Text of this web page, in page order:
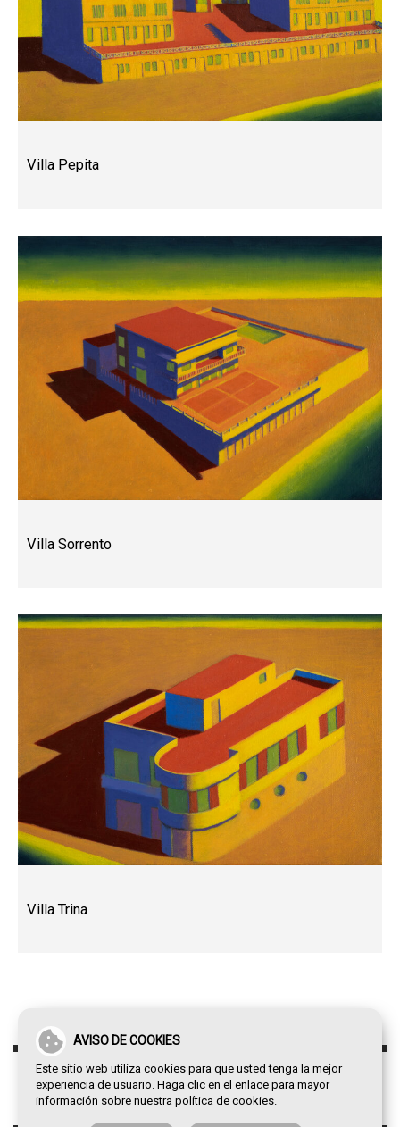
AVISO DE COOKIES
Este sitio web utiliza cookies para que usted tenga la mejor
experiencia de usuario. Haga clic en el enlace para mayor
información sobre nuestra política de cookies.
Villa Pepita
Villa Sorrento
Villa Trina